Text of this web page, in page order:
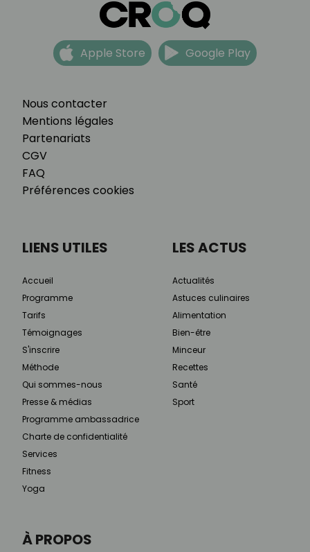
Nous contacter
Mentions légales
Partenariats
CGV
FAQ
Préférences cookies
Apple Store Google Play
À PROPOS
LIENS UTILES
Accueil
Programme
Tarifs
Témoignages
S'inscrire
Méthode
Qui sommes-nous
Presse & médias
Programme ambassadrice
Charte de confidentialité
Services
Fitness
Yoga
LES ACTUS
Actualités
Astuces culinaires
Alimentation
Bien-être
Minceur
Recettes
Santé
Sport